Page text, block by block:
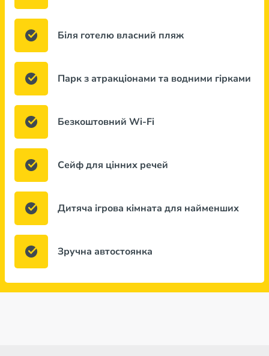
Біля готелю власний пляж
Парк з атракціонами та водними гірками
Безкоштовний Wi-Fi
Сейф для цінних речей
Дитяча ігрова кімната для найменших
Зручна автостоянка